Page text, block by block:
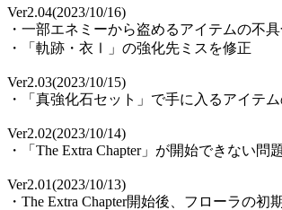
Ver2.04(2023/10/16)
・一部エネミーから盗めるアイテムの不
・「軌跡・衣Ⅰ」の強化先ミスを修正
Ver2.03(2023/10/15)
・「真強化石セット」で手に入るアイテ
Ver2.02(2023/10/14)
・「The Extra Chapter」が開始できない問
Ver2.01(2023/10/13)
・The Extra Chapter開始後、フローラの初